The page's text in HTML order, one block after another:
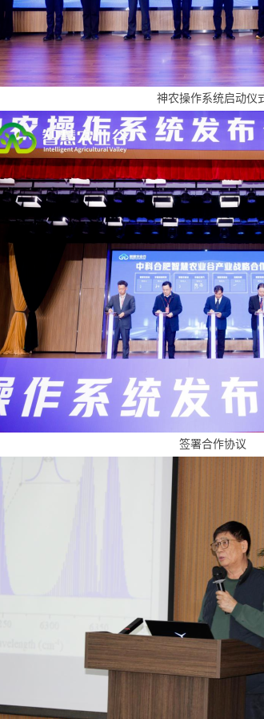
神农操作系统启动仪
签署合作协议